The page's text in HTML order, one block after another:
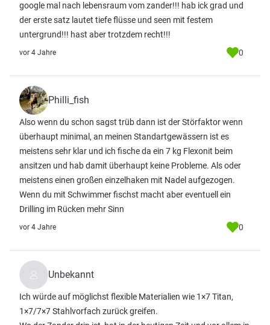
google mal nach lebensraum vom zander!!! hab ick grad und
der erste satz lautet tiefe flüsse und seen mit festem
untergrund!!! hast aber trotzdem recht!!!
vor 4 Jahre 0
Philli_fish
Also wenn du schon sagst trüb dann ist der Störfaktor wenn
überhaupt minimal, an meinen Standartgewässern ist es
meistens sehr klar und ich fische da ein 7 kg Flexonit beim
ansitzen und hab damit überhaupt keine Probleme. Als oder
meistens einen großen einzelhaken mit Nadel aufgezogen.
Wenn du mit Schwimmer fischst macht aber eventuell ein
Drilling im Rücken mehr Sinn
vor 4 Jahre 0
Unbekannt
Ich würde auf möglichst flexible Materialien wie 1×7 Titan,
1×7/7×7 Stahlvorfach zurück greifen.